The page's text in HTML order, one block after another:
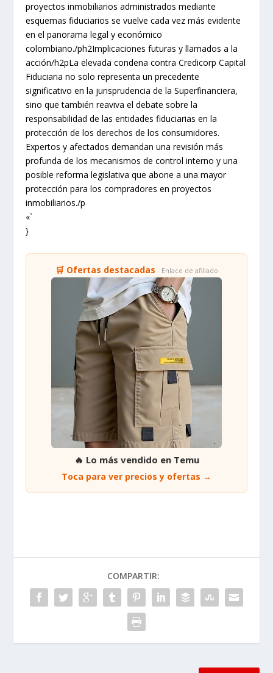
proyectos inmobiliarios administrados mediante
esquemas fiduciarios se vuelve cada vez más evidente
en el panorama legal y económico
colombiano./ph2Implicaciones futuras y llamados a la
acción/h2pLa elevada condena contra Credicorp Capital
Fiduciaria no solo representa un precedente
significativo en la jurisprudencia de la Superfinanciera,
sino que también reaviva el debate sobre la
responsabilidad de las entidades fiduciarias en la
protección de los derechos de los consumidores.
Expertos y afectados demandan una revisión más
profunda de los mecanismos de control interno y una
posible reforma legislativa que abone a una mayor
protección para los compradores en proyectos
inmobiliarios./p
«`
}
🛒 Ofertas destacadas · Enlace de afiliado
🔥 Lo más vendido en Temu
Toca para ver precios y ofertas →
COMPARTIR: